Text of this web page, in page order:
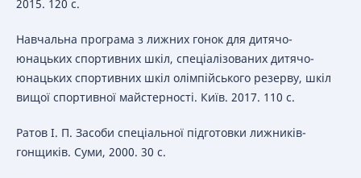
2015. 120 с.
Навчальна програма з лижних гонок для дитячо-
юнацьких спортивних шкіл, спеціалізованих дитячо-
юнацьких спортивних шкіл олімпійського резерву, шкіл
вищої спортивної майстерності. Київ. 2017. 110 с.
Ратов І. П. Засоби спеціальної підготовки лижників-
гонщиків. Суми, 2000. 30 с.